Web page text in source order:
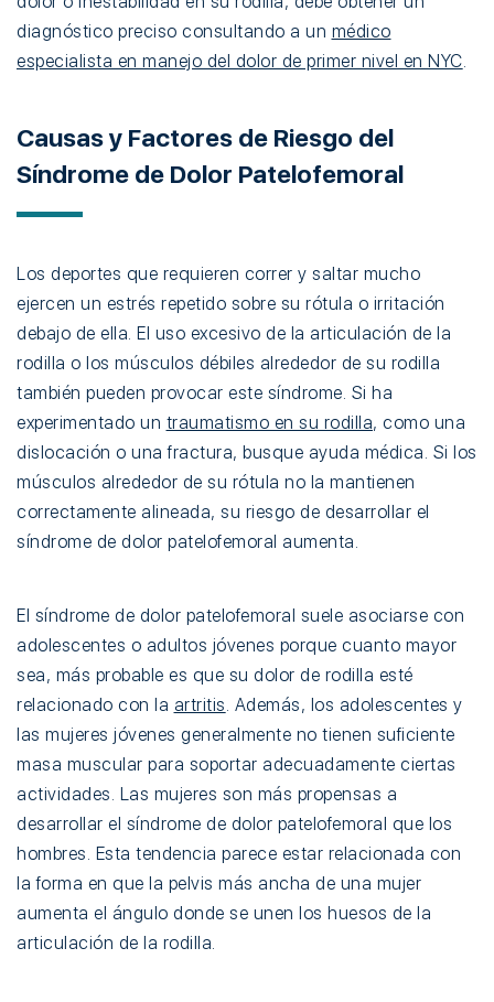
diagnóstico preciso consultando a un médico
especialista en manejo del dolor de primer nivel en NYC
Causas y Factores de Riesgo del
Síndrome de Dolor Patelofemoral
Los deportes que requieren correr y saltar mucho
ejercen un estrés repetido sobre su rótula o irritación
debajo de ella. El uso excesivo de la articulación de la
rodilla o los músculos débiles alrededor de su rodilla
también pueden provocar este síndrome. Si ha
experimentado un traumatismo en su rodilla, como una
dislocación o una fractura, busque ayuda médica. Si los
músculos alrededor de su rótula no la mantienen
correctamente alineada, su riesgo de desarrollar el
síndrome de dolor patelofemoral aumenta.
El síndrome de dolor patelofemoral suele asociarse con
adolescentes o adultos jóvenes porque cuanto mayor
sea, más probable es que su dolor de rodilla esté
relacionado con la artritis . Además, los adolescentes y
las mujeres jóvenes generalmente no tienen suficiente
masa muscular para soportar adecuadamente ciertas
actividades. Las mujeres son más propensas a
desarrollar el síndrome de dolor patelofemoral que los
hombres. Esta tendencia parece estar relacionada con
la forma en que la pelvis más ancha de una mujer
aumenta el ángulo donde se unen los huesos de la
articulación de la rodilla.